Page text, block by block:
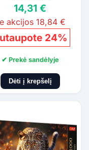
14,31 €
akcijos 18,84 €
24%
✔ Prekė sandėlyje
Dėti į krepšelį